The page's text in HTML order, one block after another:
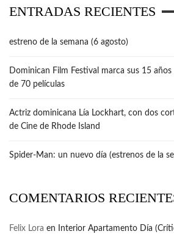
ENTRADAS RECIENTES
estreno de la semana (6 agosto)
Dominican Film Festival marca sus 15
de 70 películas
Actriz dominicana Lía Lockhart, con dos
de Cine de Rhode Island
Spider-Man: un nuevo día (estrenos de la
COMENTARIOS
Felix Lora en Interior Apartamento Día